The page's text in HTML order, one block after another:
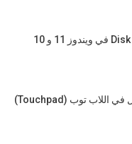
حل مشكلة Disk Usage 100% في ويندوز 11 و 10
حل مشكلة الماوس لا يعمل في اللاب توب (Touchpad)